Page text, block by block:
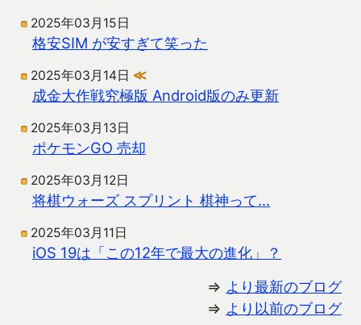
2025年03月15日
格安SIM が安すぎて笑った
2025年03月14日 ≪
成金大作戦究極版 Android版のみ更新
2025年03月13日
ポケモンGO 売却
2025年03月12日
将棋ウォーズ スプリント 棋神って…
2025年03月11日
iOS 19は「この12年で最大の進化」？
⇒ より最新のブログ
⇒ より以前のブログ